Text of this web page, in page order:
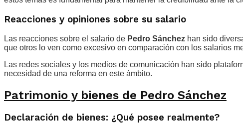
Reacciones y opiniones sobre su salario
Las reacciones sobre el salario de Pedro Sánchez han sido
que otros lo ven como excesivo en comparación con los salarios
Las redes sociales y los medios de comunicación han sido
necesidad de una reforma en este ámbito.
Patrimonio y bienes de Pedro Sánchez
Declaración de bienes: ¿Qué posee realmente?